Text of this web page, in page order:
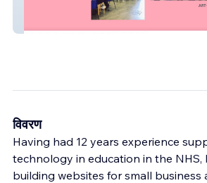
Allan Storer Art
विवरण
Having had 12 years experience
technology in education in the NHS,
building websites for small business